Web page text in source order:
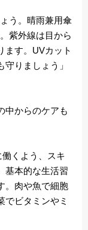
う。晴雨兼用傘
紫外線は目から
ます。UVカット
りましょう」
中からのケアも
働くよう、スキ
基本的な生活習
。肉や魚で細胞
でビタミンやミ